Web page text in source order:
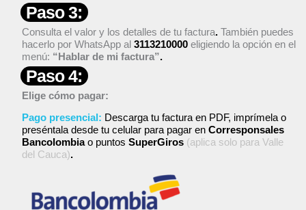
Paso 3:
Consulta el valor y los detalles de tu factura. También puedes
hacerlo por WhatsApp al3113210000 eligiendo la opción en el
menú: “Hablar de mi factura”.
Paso 4:
Elige cómo pagar:
Pago presencial: Descarga tu factura en PDF, imprímela o
preséntala desde tu celular para pagar enCorresponsales
Bancolombiao puntosSuperGiros (aplica solo para Valle
del Cauca).